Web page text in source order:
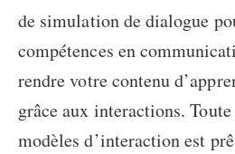
de simulation de dialogue
compétences en
rendre votre contenu
grâce aux interactions.
modèles d’interaction est